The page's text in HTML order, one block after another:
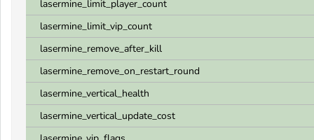
lasermine_limit_player_count
lasermine_limit_vip_count
lasermine_remove_after_kill
lasermine_remove_on_restart_round
lasermine_vertical_health
lasermine_vertical_update_cost